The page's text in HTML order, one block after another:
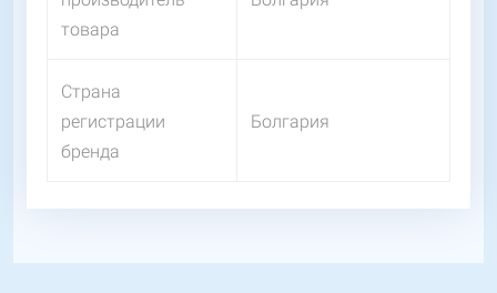
товара
Страна
регистрации
бренда
Болгария